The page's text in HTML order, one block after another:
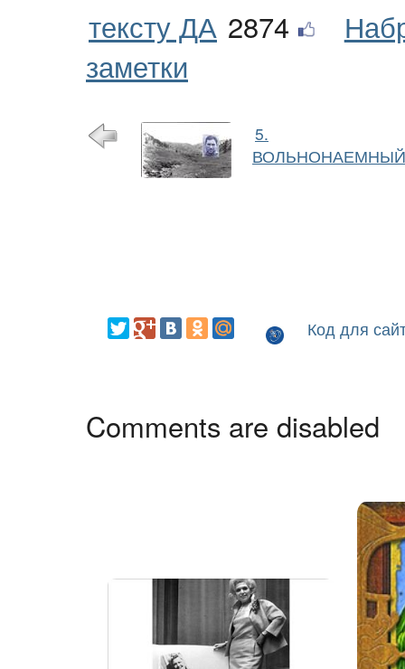
тексту ДА 2874
заметки
5.
Код для
Comments are disabled